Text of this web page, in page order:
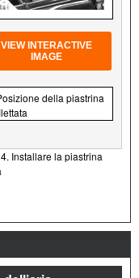
VIEW INTERACTIVE
IMAGE
della piastrina
Installare la piastrina